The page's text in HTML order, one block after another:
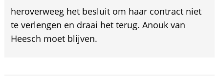
heroverweeg het besluit om haar contract niet
te verlengen en draai het terug. Anouk van
Heesch moet blijven.